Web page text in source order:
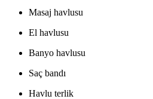
Masaj havlusu
El havlusu
Banyo havlusu
Saç bandı
Havlu terlik